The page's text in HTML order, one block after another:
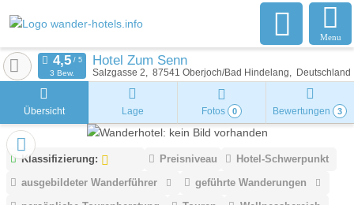
Menu
Hotel Zum Senn
Salzgasse 2 87541 Oberjoch/Bad Hindelang Deutschland
3 Bew.
Übersicht Lage Fotos 0 Bewertungen 3
Klassifizierung: Preisniveau
Hotel-Schwerpunkt
ausgebildeter Wanderführer
geführte Wanderungen